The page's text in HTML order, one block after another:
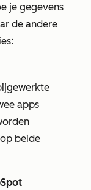
je gegevens
de andere
apps
beide